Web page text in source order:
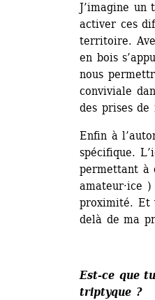
J’imagine
activer ces
territoire.
en bois
nous
conviviale
des prises
Enfin à
spécifique.
permettant à
amateur·ice
proximité. Et
delà de ma
Est-ce que
triptyque ?